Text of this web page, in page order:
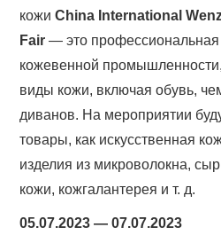
кожиChina International
Fair — это
кожевенной
виды кожи, включая обувь,
диванов. На мероприятии
товары, как искусственная
изделия из микроволокна,
кожи, кожгалантерея и т. д.
05.07.2023 — 07.07.2023